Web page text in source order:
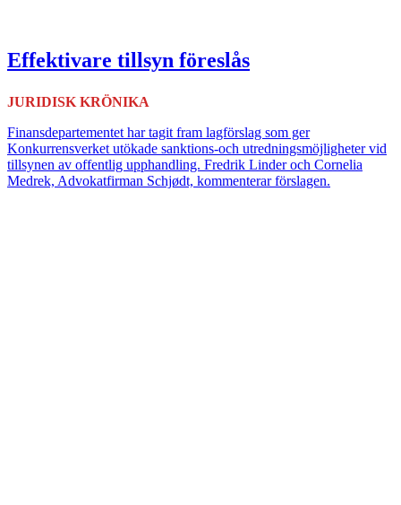
Effektivare tillsyn föreslås
JURIDISK KRÖNIKA
Finansdepartementet har tagit fram lagförslag som ger
Konkurrensverket utökade sanktions-och utredningsmöjligheter vid
tillsynen av offentlig upphandling. Fredrik Linder och Cornelia
Medrek, Advokatfirman Schjødt, kommenterar förslagen.